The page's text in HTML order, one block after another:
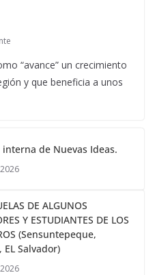
“avance” un crecimiento
y que beneficia a unos
interna de Nuevas Ideas.
DE ALGUNOS
Y ESTUDIANTES DE LOS
(Sensuntepeque,
EL Salvador)